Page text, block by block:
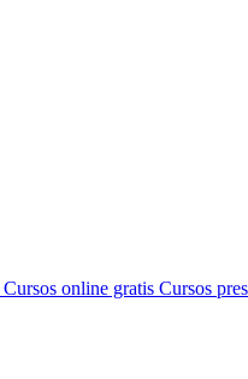
Cursos online gratis Cursos